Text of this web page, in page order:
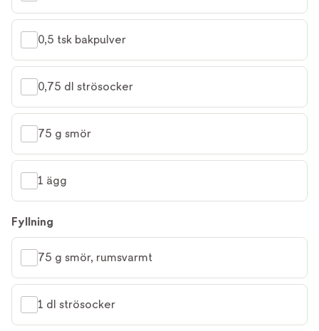
0,5 tsk bakpulver
0,75 dl strösocker
75 g smör
1 ägg
Fyllning
75 g smör, rumsvarmt
1 dl strösocker